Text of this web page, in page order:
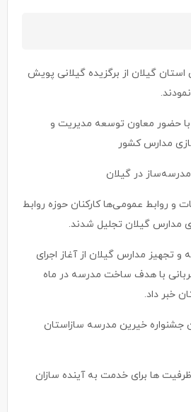
گیلان از برگزیده گیلانی پویش
حضور معاون توسعه مدیریت و
مدارس کشور
مدرسه‌ساز در گیلان
و روابط عمومی‌ها کارکنان حوزه روابط
مدارس گیلان تجلیل شدند.
و تجهیز مدارس گیلان از آغاز اجرای
با هدف ساخت مدرسه در ماه
خبر داد.
جشنواره خیرین مدرسه سازاستان
ظرفیت ها برای خدمت به آینده سازان